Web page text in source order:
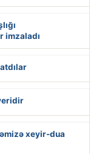
imzaladı
xeyir-dua